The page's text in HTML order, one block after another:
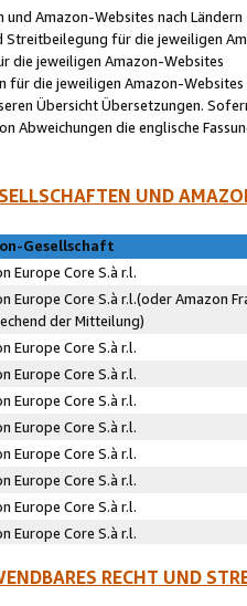
Amazon-Websites nach Ländern
Streitbeilegung für die jeweiligen
die jeweiligen Amazon-Websites
für die jeweiligen Amazon-Websites
Übersicht Übersetzungen.
Abweichungen die englische
UND
Gesellschaft
Europe Core S.à r.l.
Europe Core S.à r.l.(oder Amazon
der Mitteilung)
Europe Core S.à r.l.
Europe Core S.à r.l.
Europe Core S.à r.l.
Europe Core S.à r.l.
Europe Core S.à r.l.
Europe Core S.à r.l.
Europe Core S.à r.l.
Europe Core S.à r.l.
RECHT UND